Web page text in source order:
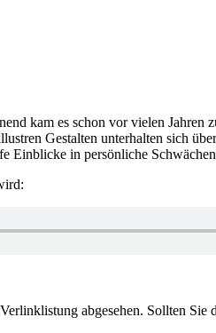
kam es schon vor vielen
Gestalten unterhalten sich
Einblicke in persönliche
abgesehen. Sollten Sie